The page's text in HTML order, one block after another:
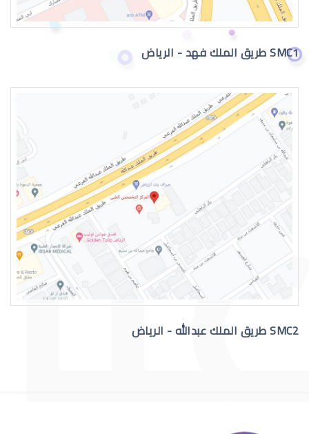
اسباب الماء الازرق بالعين
علاج الماء الازرق بالعين
SMC1 طريق الملك فهد - الرياض
SMC2 طريق الملك عبدالله - الرياض